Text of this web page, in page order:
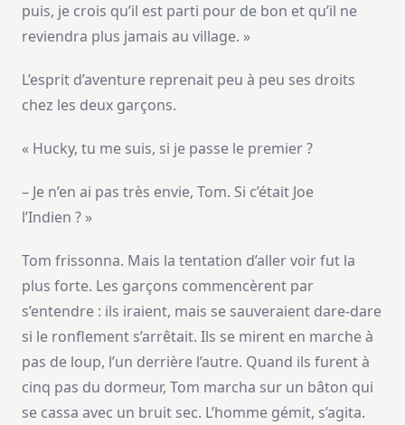
puis, je crois qu’il est parti pour de bon et qu’il ne
reviendra plus jamais au village. »
L’esprit d’aventure reprenait peu à peu ses droits
chez les deux garçons.
« Hucky, tu me suis, si je passe le premier ?
– Je n’en ai pas très envie, Tom. Si c’était Joe
l’Indien ? »
Tom frissonna. Mais la tentation d’aller voir fut la
plus forte. Les garçons commencèrent par
s’entendre : ils iraient, mais se sauveraient dare-dare
si le ronflement s’arrêtait. Ils se mirent en marche à
pas de loup, l’un derrière l’autre. Quand ils furent à
cinq pas du dormeur, Tom marcha sur un bâton qui
se cassa avec un bruit sec. L’homme gémit, s’agita.